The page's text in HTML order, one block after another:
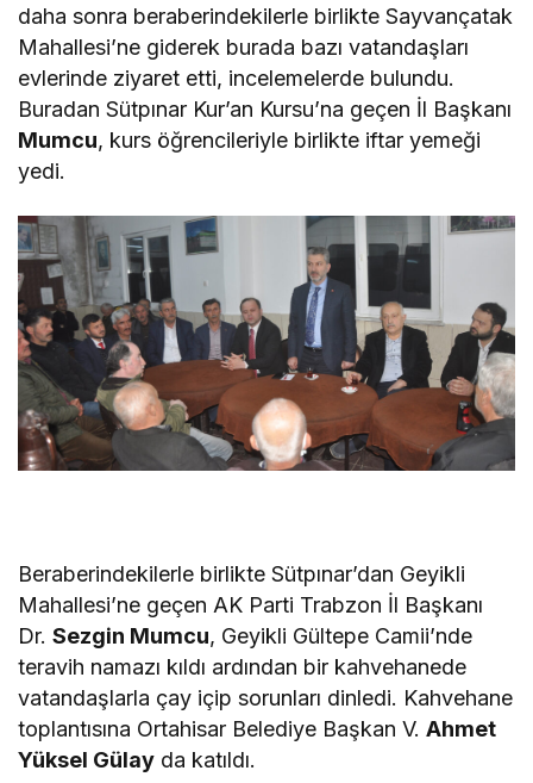
daha sonra beraberindekilerle birlikte Sayvançatak
Mahallesi’ne giderek burada bazı vatandaşları
evlerinde ziyaret etti, incelemelerde bulundu.
Buradan Sütpınar Kur’an Kursu’na geçen İl Başkanı
Mumcu, kurs öğrencileriyle birlikte iftar yemeği
yedi.
Beraberindekilerle birlikte Sütpınar’dan Geyikli
Mahallesi’ne geçen AK Parti Trabzon İl Başkanı
Dr.Sezgin Mumcu, Geyikli Gültepe Camii’nde
teravih namazı kıldı ardından bir kahvehanede
vatandaşlarla çay içip sorunları dinledi. Kahvehane
toplantısına Ortahisar Belediye Başkan V.Ahmet
Yüksel Gülay da katıldı.